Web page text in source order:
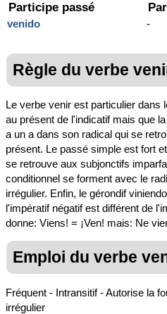
Participe passé
venido -
Règle du verbe
Le verbe venir est particulier dans
au présent de l'indicatif mais que
a un a dans son radical qui se
présent. Le passé simple est fort
se retrouve aux subjonctifs
conditionnel se forment avec le
irrégulier. Enfin, le gérondif
l'impératif négatif est différent de
donne: Viens! = ¡Ven! mais: Ne
Emploi du verbe
Fréquent - Intransitif - Autorise la
irrégulier